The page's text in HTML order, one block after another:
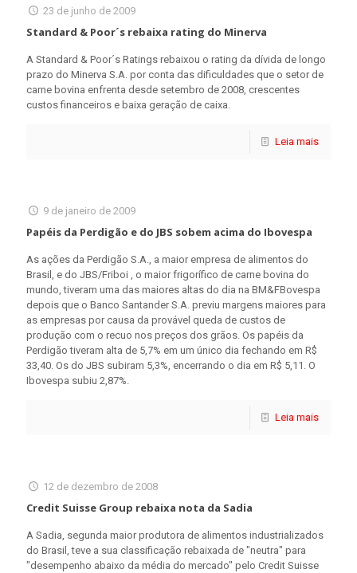
23 de junho de 2009
Standard & Poor´s rebaixa rating do Minerva
A Standard & Poor´s Ratings rebaixou o rating da dívida de longo
prazo do Minerva S.A. por conta das dificuldades que o setor de
carne bovina enfrenta desde setembro de 2008, crescentes
custos financeiros e baixa geração de caixa.
Leia mais
9 de janeiro de 2009
Papéis da Perdigão e do JBS sobem acima do Ibovespa
As ações da Perdigão S.A., a maior empresa de alimentos do
Brasil, e do JBS/Friboi , o maior frigorífico de carne bovina do
mundo, tiveram uma das maiores altas do dia na BM&FBovespa
depois que o Banco Santander S.A. previu margens maiores para
as empresas por causa da provável queda de custos de
produção com o recuo nos preços dos grãos. Os papéis da
Perdigão tiveram alta de 5,7% em um único dia fechando em R$
33,40. Os do JBS subiram 5,3%, encerrando o dia em R$ 5,11. O
Ibovespa subiu 2,87%.
Leia mais
12 de dezembro de 2008
Credit Suisse Group rebaixa nota da Sadia
A Sadia, segunda maior produtora de alimentos industrializados
do Brasil, teve a sua classificação rebaixada de "neutra" para
"desempenho abaixo da média do mercado" pelo Credit Suisse